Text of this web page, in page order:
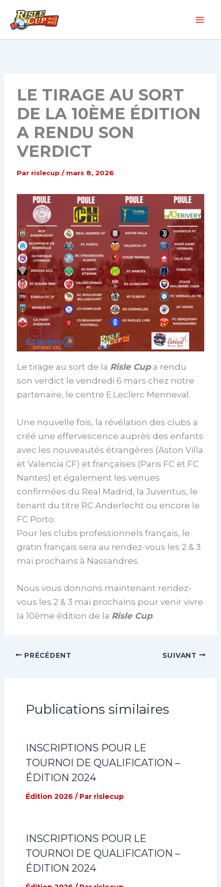
LE TIRAGE AU SORT
DE LA 10ÈME ÉDITION
A RENDU SON
VERDICT
Par rislecup/ mars 8, 2026
Le tirage au sort de la Risle Cupa rendu
son verdict le vendredi 6 mars chez notre
partenaire, le centre E.Leclerc Menneval.
Une nouvelle fois, la révélation des clubs a
créé une effervescence auprès des enfants
avec les nouveautés étrangères (Aston Villa
et Valencia CF) et françaises (Paris FC et FC
Nantes) et également les venues
confirmées du Real Madrid, la Juventus, le
tenant du titre RC Anderlecht ou encore le
FC Porto.
Pour les clubs professionnels français, le
gratin français sera au rendez-vous les 2 & 3
mai prochains à Nassandres.
Nous vous donnons maintenant rendez-
vous les 2 & 3 mai prochains pour venir vivre
la 10ème édition de la Risle Cup.
PRÉCÉDENT SUIVANT
Publications similaires
INSCRIPTIONS POUR LE
TOURNOI DE QUALIFICATION –
ÉDITION 2024
Édition 2026 / Par rislecup
INSCRIPTIONS POUR LE
TOURNOI DE QUALIFICATION –
ÉDITION 2024